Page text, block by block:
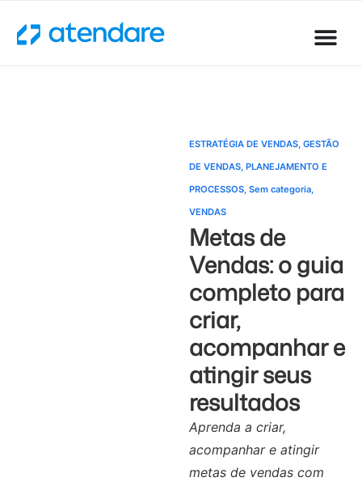
ESTRATÉGIA DE VENDAS, GESTÃO
DE VENDAS, PLANEJAMENTO E
PROCESSOS, Sem categoria,
VENDAS
Metas de
Vendas: o guia
completo para
criar,
acompanhar e
atingir seus
resultados
Aprenda a criar,
acompanhar e atingir
metas de vendas com